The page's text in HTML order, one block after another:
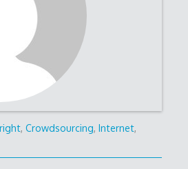
, Crowdsourcing, Internet,